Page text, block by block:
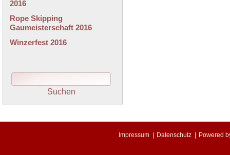
2016
Rope Skipping
Gaumeisterschaft 2016
Winzerfest 2016
Impressum Datenschutz Powered